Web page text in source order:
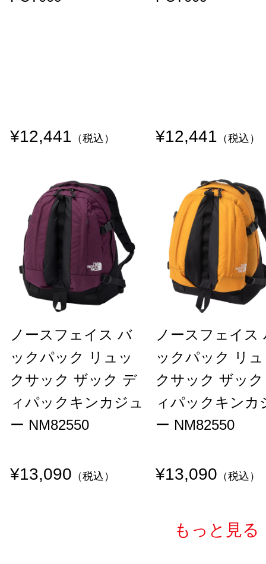
¥12,441 （税込） ¥12,441 （税込）
ノースフェイス バ
ックパック リュッ
クサック ザック デ
ィパックキンカジュ
ー NM82550
¥13,090 （税込）
ノースフェイス
ックパック リ
クサック ザッ
ィパックキンカ
ー NM82550
¥13,090 （税込）
もっと見る